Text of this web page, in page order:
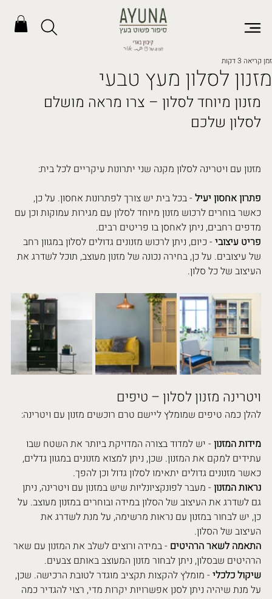
מזנון לסלון מעץ טבעי
זמן קריאה 3 דקות
מזנון מיוחד לסלון – צרו מראה מושלם
לסלון שלכם
מזנון עם ויטרינה לסלון מקנה שני יתרונות עיקריים לכל בית:
פתרון אחסון יעיל - בכל בית יש צורך לפתרונות אחסון. על כן,
כאשר בוחרים לרכוש מזנון מיוחד לסלון עם מגירות עמוקות וכן עם
מדפים רחבים, ניתן לאחסן בו פריטים רבים.
פריט עיצובי - כיום, ניתן לרכוש מזנונים גדולים לסלון במגוון רחב
של עיצובים. על כן, בחירה נכונה של מזנון מעוצב, תוכל לשדרג את
העיצוב של כל סלון.
ויטרינה מזנון לסלון – טיפים
להלן כמה טיפים שמומלץ ליישם טרם רוכשים מזנון עם ויטרינה:
מידות המזנון - יש למדוד בצורה המדויקת ביותר את השטח שבו
עתידים למקם את המזנון. שכן, ניתן למצוא מזנונים במגוון גדלים,
כאשר מזנונים גדולים יתאימו לסלון גדול וכן להפך.
נראות המזנון - מעבר לפונקציונליות שיש במזנון עם ויטרינה, ניתן
גם לשדרג את העיצוב של הסלון במידה ובוחרים במזנון מעוצב. על
כן, יש לבחור במזנון עם נראות מרשימה, על מנת לשדרג את
העיצוב של הסלון.
התאמה לשאר הרהיטים - במידה ורוצים לשלב את המזנון עם שאר
הרהיטים שבסלון, ניתן לבחור מזנון המעוצב באותם צבעים.
שיקול כלכלי - מומלץ להקצות תקציב מוגדר לטובת הרכישה. שכן,
על מנת שיהיה ניתן לסנן אפשרויות יקרות מדי, רצוי להגדיר כמה